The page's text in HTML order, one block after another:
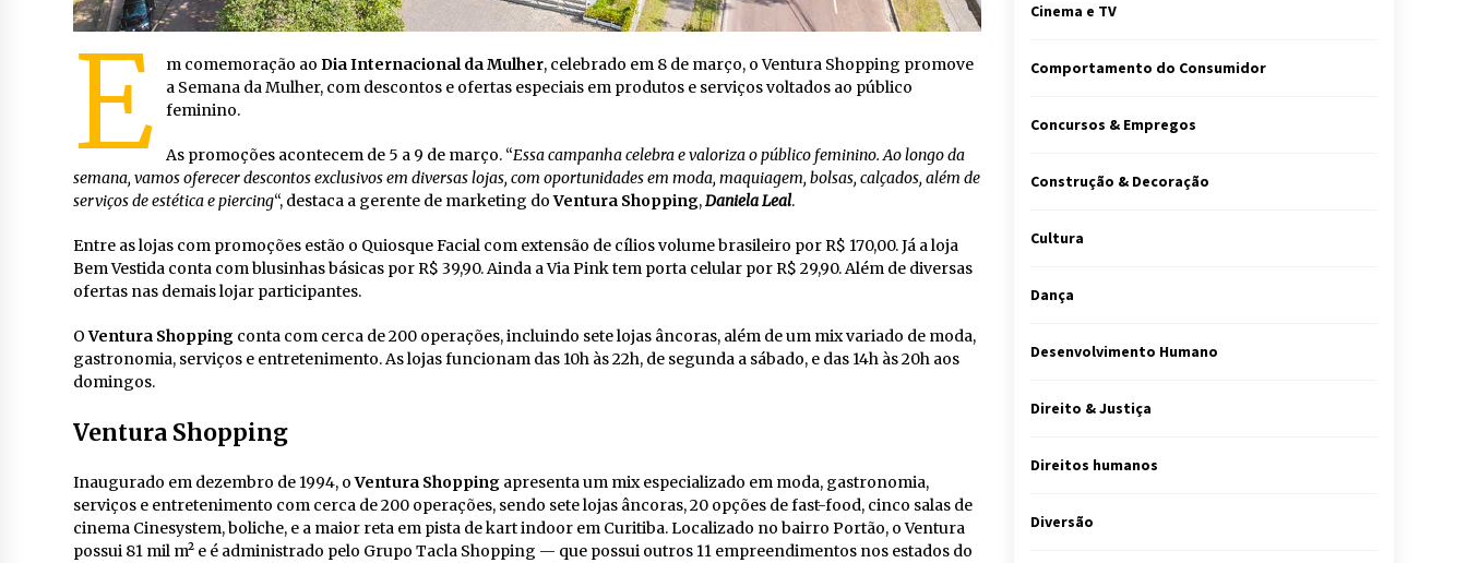
E m comemoração ao Dia Internacional da Mulher, celebrado em 8 de março, o Ventura Shopping promove
a Semana da Mulher, com descontos e ofertas especiais em produtos e serviços voltados ao público
feminino.
As promoções acontecem de 5 a 9 de março. “Essa campanha celebra e valoriza o público feminino. Ao longo da
semana, vamos oferecer descontos exclusivos em diversas lojas, com oportunidades em moda, maquiagem, bolsas, calçados, além de
serviços de estética e piercing“, destaca a gerente de marketing doVentura Shopping,Daniela Leal.
Entre as lojas com promoções estão o Quiosque Facial com extensão de cílios volume brasileiro por R$ 170,00. Já a loja
Bem Vestida conta com blusinhas básicas por R$ 39,90. Ainda a Via Pink tem porta celular por R$ 29,90. Além de diversas
ofertas nas demais lojar participantes.
OVentura Shopping conta com cerca de 200 operações, incluindo sete lojas âncoras, além de um mix variado de moda,
gastronomia, serviços e entretenimento. As lojas funcionam das 10h às 22h, de segunda a sábado, e das 14h às 20h aos
domingos.
Ventura Shopping
Inaugurado em dezembro de 1994, oVentura Shopping apresenta um mix especializado em moda, gastronomia,
serviços e entretenimento com cerca de 200 operações, sendo sete lojas âncoras, 20 opções de fast-food, cinco salas de
cinema Cinesystem, boliche, e a maior reta em pista de kart indoor em Curitiba. Localizado no bairro Portão, o Ventura
possui 81 mil m² e é administrado pelo Grupo Tacla Shopping — que possui outros 11 empreendimentos nos estados do
Cinema e TV
Comportamento do Consumidor
Concursos & Empregos
Construção & Decoração
Cultura
Dança
Desenvolvimento Humano
Direito & Justiça
Direitos humanos
Diversão